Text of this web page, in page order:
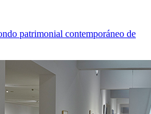
patrimonial contemporáneo de